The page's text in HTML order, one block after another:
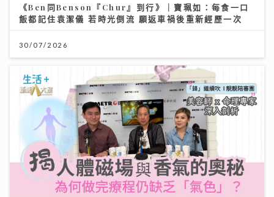
《Ben同Benson『Chur』到行》｜寶珮如：每食一口
飯都記住袁潔儀 若時光倒流 願返車禍後重新經歷一次
30/07/2026